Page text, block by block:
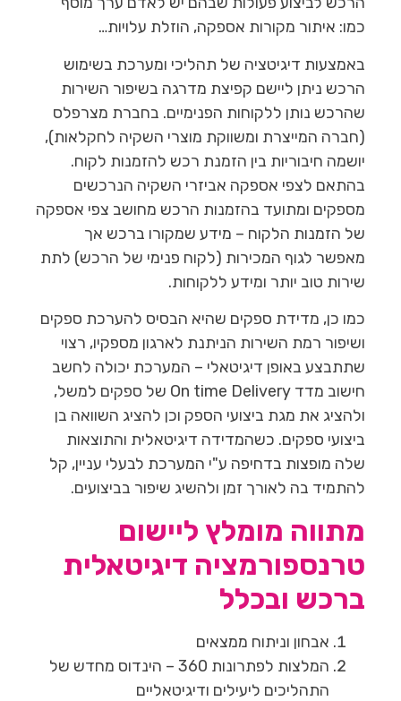
כמו: איתור מקורות אספקה, הוזלת עלויות…
באמצעות דיגיטציה של תהליכי ומערכת בשימוש
הרכש ניתן ליישם קפיצת מדרגה בשיפור השירות
שהרכש נותן ללקוחות הפנימיים. בחברת מצרפלס
(חברה המייצרת ומשווקת מוצרי השקיה לחקלאות),
יושמה חיבוריות בין הזמנת רכש להזמנות לקוח.
בהתאם לצפי אספקה אביזרי השקיה הנרכשים
מספקים ומתועד בהזמנות הרכש מחושב צפי אספקה
של הזמנות הלקוח – מידע שמקורו ברכש אך
מאפשר לגוף המכירות (לקוח פנימי של הרכש) לתת
שירות טוב יותר ומידע ללקוחות.
כמו כן, מדידת ספקים שהיא הבסיס להערכת ספקים
ושיפור רמת השירות הניתנת לארגון מספקיו, רצוי
שתתבצע באופן דיגיטאלי – המערכת יכולה לחשב
חישוב מדד On time Delivery של ספקים למשל,
ולהציג את מגת ביצועי הספק וכן להציג השוואה בן
ביצועי ספקים. כשהמדידה דיגיטאלית והתוצאות
שלה מופצות בדחיפה ע"י המערכת לבעלי עניין, קל
להתמיד בה לאורך זמן ולהשיג שיפור בביצועים.
מתווה מומלץ ליישום
טרנספורמציה דיגיטאלית
ברכש ובכלל
אבחון וניתוח ממצאים
המלצות לפתרונות 360 – הינדוס מחדש של
התהליכים ליעילים ודיגיטאליים